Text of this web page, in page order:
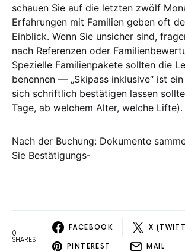
schauen Sie auf die letzten zwölf
Erfahrungen mit Familien geben oft
Einblick. Wenn Sie unsicher sind,
nach Referenzen oder
Spezielle Familienpakete sollten die
benennen — „Skipass inklusive“ ist
sich schriftlich bestätigen lassen
Tage, ab welchem Alter, welche Lifte).
Nach der Buchung: Dokumente
Sie Bestätigungs‑
0
SHARES
FACEBOOK X
PINTEREST MAIL